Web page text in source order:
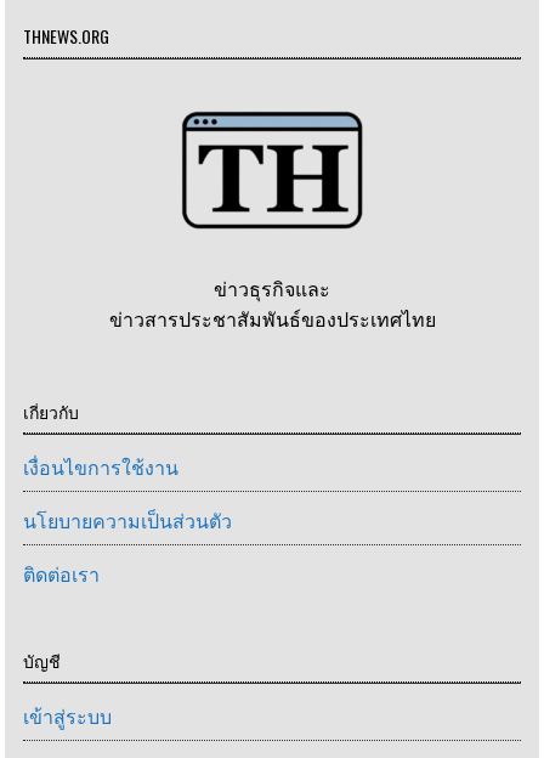
THNEWS.ORG
ข่าวธุรกิจและ
ข่าวสารประชาสัมพันธ์ของประเทศไทย
เกี่ยวกับ
เงื่อนไขการใช้งาน
นโยบายความเป็นส่วนตัว
ติดต่อเรา
บัญชี
เข้าสู่ระบบ